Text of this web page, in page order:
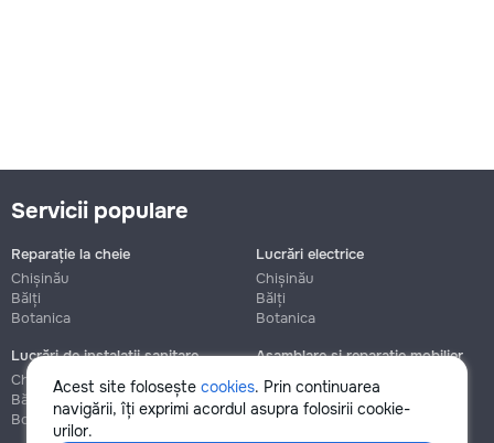
Acest site folosește cookies. Prin continuarea
navigării, îți exprimi acordul asupra folosirii cookie-
urilor.
Servicii populare
Reparație la cheie
Chișinău
Bălți
Botanica
Lucrări electrice
Chișinău
Bălți
Botanica
Lucrări de instalații sanitare
Chișinău
Bălți
Botanica
Asamblare și reparație mobilier
Chișinău
Botanica